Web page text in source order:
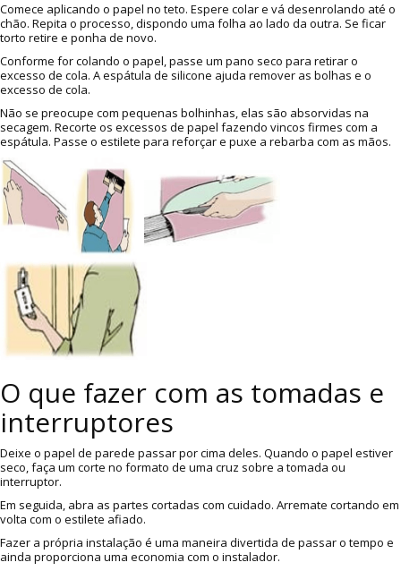
Comece aplicando o papel no teto. Espere colar e vá desenrolando até o
chão. Repita o processo, dispondo uma folha ao lado da outra. Se ficar
torto retire e ponha de novo.
Conforme for colando o papel, passe um pano seco para retirar o
excesso de cola. A espátula de silicone ajuda remover as bolhas e o
excesso de cola.
Não se preocupe com pequenas bolhinhas, elas são absorvidas na
secagem. Recorte os excessos de papel fazendo vincos firmes com a
espátula. Passe o estilete para reforçar e puxe a rebarba com as mãos.
O que fazer com as tomadas e
interruptores
Deixe o papel de parede passar por cima deles. Quando o papel estiver
seco, faça um corte no formato de uma cruz sobre a tomada ou
interruptor.
Em seguida, abra as partes cortadas com cuidado. Arremate cortando em
volta com o estilete afiado.
Fazer a própria instalação é uma maneira divertida de passar o tempo e
ainda proporciona uma economia com o instalador.